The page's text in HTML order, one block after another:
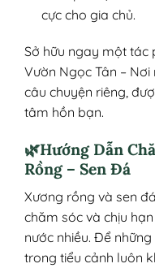
cực cho gia chủ.
Sở hữu ngay một tác
Vườn Ngọc Tân –
câu chuyện riêng,
tâm hồn bạn.
🌿Hướng Dẫn
Rồng – Sen Đá
Xương rồng và sen
chăm sóc và chịu
nước nhiều. Để
trong tiểu cảnh luôn